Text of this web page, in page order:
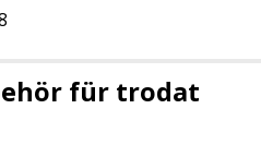
für trodat